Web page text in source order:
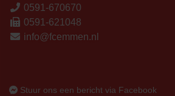
0591-670670
0591-621048
info@fcemmen.nl
Stuur ons een bericht via Facebook